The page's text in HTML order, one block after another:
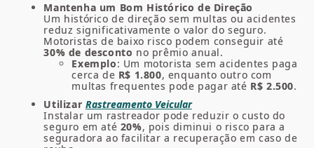
Mantenha um Bom Histórico de Direção
Um histórico de direção sem multas ou acidentes
reduz significativamente o valor do seguro.
Motoristas de baixo risco podem conseguir até
30% de desconto no prêmio anual.
Exemplo: Um motorista sem acidentes paga
cerca de R$ 1.800, enquanto outro com
multas frequentes pode pagar até R$ 2.500.
Utilizar Rastreamento Veicular
Instalar um rastreador pode reduzir o custo do
seguro em até 20%, pois diminui o risco para a
seguradora ao facilitar a recuperação em caso de